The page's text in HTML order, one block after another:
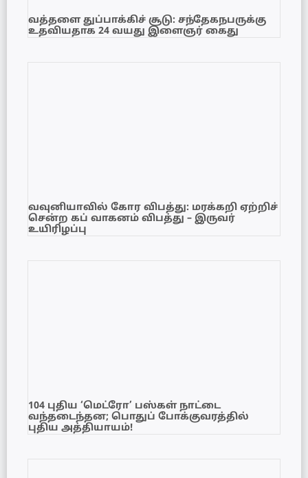
வத்தளை துப்பாக்கிச் சூடு: சந்தேகநபருக்கு
உதவியதாக 24 வயது இளைஞர் கைது
வவுனியாவில் கோர விபத்து: மரக்கறி ஏற்றிச்
சென்ற கப் வாகனம் விபத்து – இருவர்
உயிரிழப்பு
104 புதிய ‘மெட்ரோ’ பஸ்கள் நாட்டை
வந்தடைந்தன; பொதுப் போக்குவரத்தில்
புதிய அத்தியாயம்!